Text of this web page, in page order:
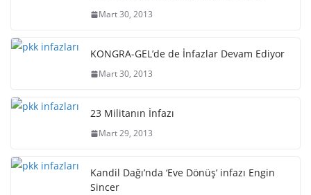
Mart 30, 2013
KONGRA-GEL’de de İnfazlar Devam Ediyor
Mart 30, 2013
23 Militanın İnfazı
Mart 29, 2013
Kandil Dağı’nda ‘Eve Dönüş’ infazı Engin
Sincer